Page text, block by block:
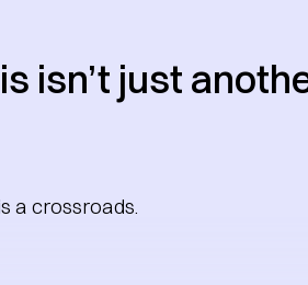
isn’t just
a crossroads.